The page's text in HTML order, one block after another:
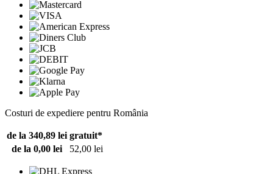
Costuri de expediere pentru România
de la 340,89 lei gratuit*
de la 0,00 lei
52,00 lei